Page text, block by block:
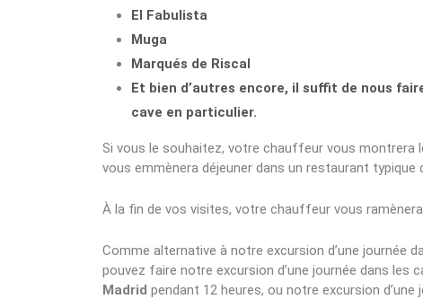
El Fabulista
Muga
Marqués de Riscal
Et bien d’autres encore, il suffit de nous
cave en particulier.
Si vous le souhaitez, votre chauffeur vous montrera
vous emmènera déjeuner dans un restaurant typique
À la fin de vos visites, votre chauffeur vous
Comme alternative à notre excursion d’une journée
pouvez faire notre excursion d’une journée dans les
Madrid pendant 12 heures, ou notre excursion d’une